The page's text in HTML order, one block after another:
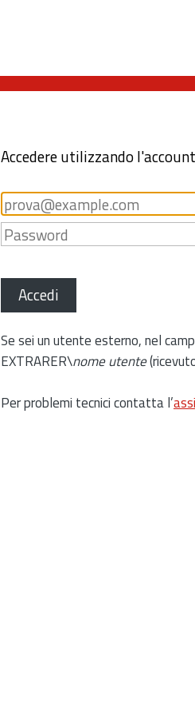
Accedere utilizzando
Accedi
Se sei un utente esterno, nel
EXTRARER\nome utente
Per problemi tecnici contatta l’